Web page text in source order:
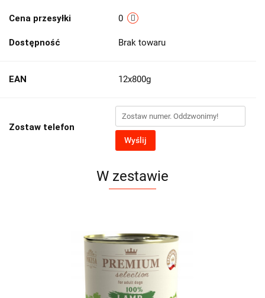
Cena przesyłki 0
Dostępność Brak towaru
EAN 12x800g
Zostaw telefon
Wyślij
W zestawie